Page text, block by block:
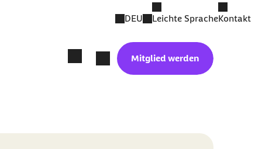
DEU Leichte SpracheKontakt
Mitglied werden